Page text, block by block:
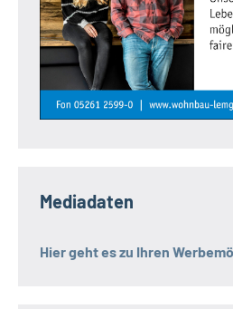
Mediadaten
Hier geht es zu Ihren